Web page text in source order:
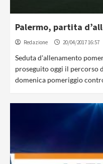
Palermo, partita
Redazione 20/04/2017 16:57
Seduta d'allenamento
proseguito oggi il percorso
domenica pomeriggio